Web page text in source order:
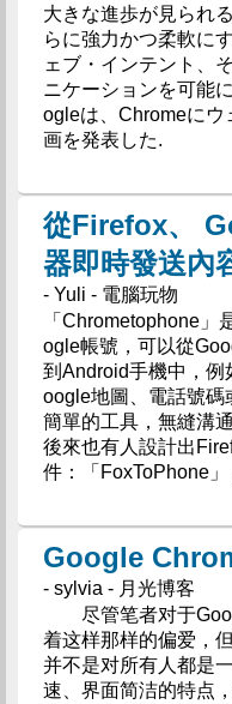
大きな進歩が見られ
らに強力かつ柔軟に
ェブ・インテント、
ニケーションを可能
ogleは、Chromeにウ
画を発表した.
從Firefox、
器即時發送內
- Yuli - 電腦玩物
「Chrometophone」
ogle帳號，可以從
到Android手機中，例
oogle地圖、電話號碼
簡單的工具，無縫溝
後來也有人設計出
件：「FoxToPhone
Google
- sylvia - 月光博客
尽管笔者对于
着这样那样的偏爱，
并不是对所有人都是
速、界面简洁的特点